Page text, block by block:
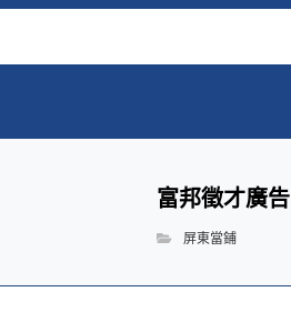
富邦徵才廣告
屏東當鋪